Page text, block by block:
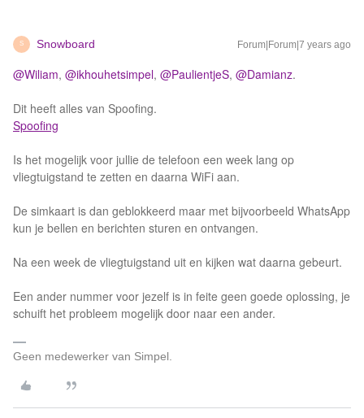
S Snowboard Forum|Forum|7 years ago
@Wiliam, @ikhouhetsimpel, @PaulientjeS, @Damianz.
Dit heeft alles van Spoofing.
Spoofing
Is het mogelijk voor jullie de telefoon een week lang op
vliegtuigstand te zetten en daarna WiFi aan.
De simkaart is dan geblokkeerd maar met bijvoorbeeld WhatsApp
kun je bellen en berichten sturen en ontvangen.
Na een week de vliegtuigstand uit en kijken wat daarna gebeurt.
Een ander nummer voor jezelf is in feite geen goede oplossing, je
schuift het probleem mogelijk door naar een ander.
Geen medewerker van Simpel.